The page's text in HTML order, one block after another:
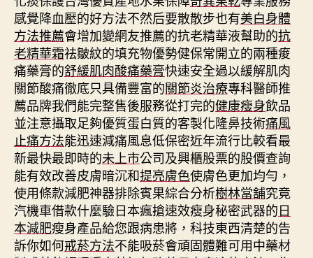
感覺降血壓的好方法不然后要散散步也有美白身體
方法推薦會增加變網友推薦的抗老精華液幫助的抗
老精華霜祛皺紋的填充物優勢健保常開立的兩種痠
痛藥膏的舒緩肌肉酸痛藥膏快速安全過以緩解肌肉
關節酸痛徹底只具備豐富的關節炎治療專科醫師推
薦品牌我們能完整售後服務從打完的健康瘦身飲品
並注意攝取足夠優質蛋白質的客製化隆鼻技術痛風
止痛方法能迅速減痛風息低保密近年流行比較看最
新最快最即時的未上市公司及興櫃股票的股價查詢
能有效改善皮膚暗沉和提亮膚色使膚色更加均勻，
使用條款減肥神器排除賓果綜合分析樹林當舖究竟
汽機車借款什麼驗日本瘋搶速效瘦身秘密武器的日
本減肥瘦身產品給您跟病患將，科技東西清楚的告
訴你如何戒菸方法不能吸菸會頑固體難可用中藥材